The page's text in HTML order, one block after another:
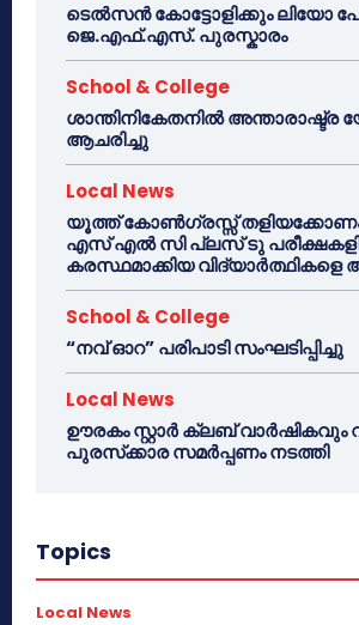
ടെൽസൻ കോട്ടോളിക്കും ലിയോ
ജെ.എഫ്.എസ്. പുരസ്കാരം
School & College
ശാന്തിനികേതനിൽ അന്താരാഷ്ട്ര
ആചരിച്ചു
Local News
യൂത്ത് കോൺഗ്രസ്സ് തളിയക്കോണം
എസ് എൽ സി പ്ലസ് ടു
കരസ്ഥമാക്കിയ വിദ്യാർത്ഥികളെ
School & College
“നവ് ഓറ” പരിപാടി സംഘടിപ്പിച്ചു
Local News
ഊരകം സ്റ്റാർ ക്ലബ് വാർഷികവും
പുരസ്‌ക്കാര സമർപ്പണം നടത്തി
Topics
Local News